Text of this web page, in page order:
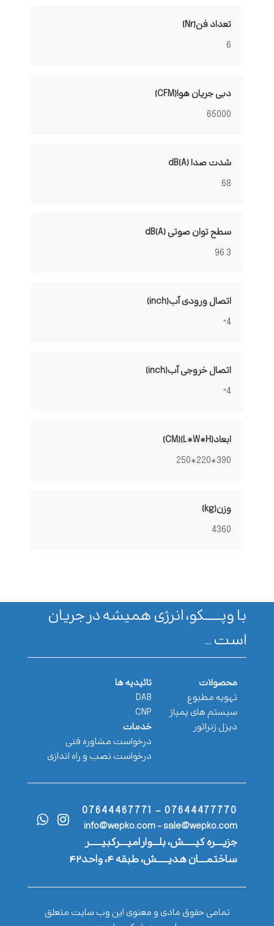
تعداد فن(Nr)
6
دبی جریان هوا(CFM)
65000
شدت صدا dB(A)
68
سطح توان صوتی dB(A)
96.3
اتصال ورودی آب(inch)
4"
اتصال خروجی آب(inch)
4"
ابعاد(L*W*H)(CM)
390*220*250
وزن(kg)
4360
با وپـــــــکو، انرژی همیشه در جریان
است ...
محصولات
تهویه مطبوع
سیستم های پمپاژ
دیزل ژنراتور
تائیدیه ها
DAB
CNP
خدمات
درخواست مشاوره فنی
درخواست نصب و راه اندازی
07644477770 - 07644467771
info@wepko.com - sale@wepko.com
جزیــــره کیــــــش، بلـــوار امیــــرکبیــــــر
ساختمــــان هدیــــــش، طبقه ۴، واحد۴۲
تمامی حقوق مادی و معنوی این وب سایت متعلق